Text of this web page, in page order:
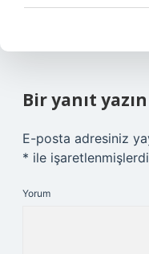
Bir yanıt yazın
E-posta adresiniz
* ile
Yorum